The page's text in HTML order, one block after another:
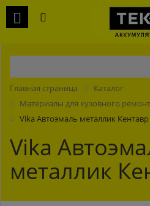
Главная страница
Каталог
Материалы для кузовного
Vika Автоэмаль металлик Кентавр
Vika
металлик